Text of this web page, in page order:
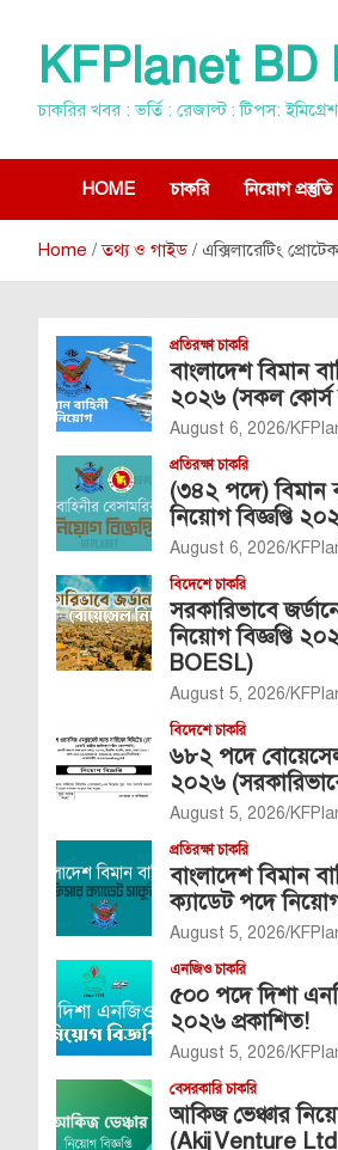
contentKFPlanet BD
চাকরির খবর : ভর্তি : রেজাল্ট : টিপস:
HOME চাকরি নিয়োগ প্রস্তুতি
Home তথ্য ও গাইড এক্সিলারেটিং
প্রতিরক্ষা চাকরি
বাংলাদেশ বিমান
২০২৬ (সকল কোর্স
August 6, 2026
প্রতিরক্ষা চাকরি
(৩৪২ পদে) বিমান
নিয়োগ বিজ্ঞপ্তি
August 6, 2026
বিদেশে চাকরি
সরকারিভাবে
নিয়োগ বিজ্ঞপ্তি
BOESL)
August 5, 2026
বিদেশে চাকরি
৬৮২ পদে বোয়েসেল
২০২৬
August 5, 2026
প্রতিরক্ষা চাকরি
বাংলাদেশ বিমান
ক্যাডেট পদে
August 5, 2026
এনজিও চাকরি
৫০০ পদে দিশা
২০২৬ প্রকাশিত!
August 5, 2026
বেসরকারি চাকরি
আকিজ ভেঞ্চার
(Akij Venture